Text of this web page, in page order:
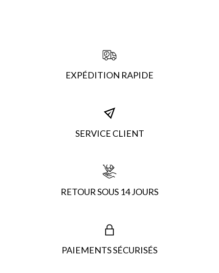
EXPÉDITION RAPIDE
SERVICE CLIENT
RETOUR SOUS 14 JOURS
PAIEMENTS SÉCURISÉS